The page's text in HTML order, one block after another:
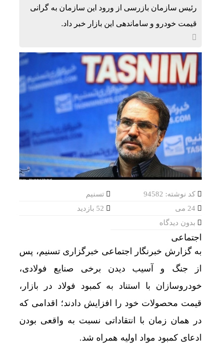
رئیس سازمان بازرسی از ورود این سازمان به گرانی
قیمت خودرو و ساماندهی این بازار خبر داد.
کد نوشته: 94582
تسنیم
بدون دیدگاه
اجتماعی
به گزارش خبرنگار اجتماعی خبرگزاری تسنیم، پس
از جنگ و آسیب دیدن برخی صنایع فولادی،
خودروسازان با استناد به کمبود فولاد در بازار،
قیمت محصولات خود را افزایش دادند؛ اقدامی که
در همان زمان با انتقاداتی نسبت به واقعی بودن
ادعای کمبود مواد اولیه همراه شد.